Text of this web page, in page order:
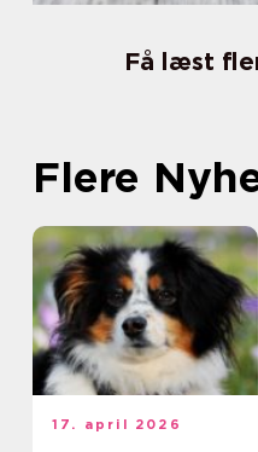
Få læst
Flere
17. april 2026